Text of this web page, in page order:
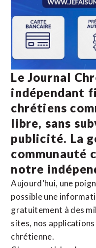
Le Journal
indépendant
chrétiens
libre, sans
publicité. La
communauté
notre
Aujourd’hui, une
possible une
gratuitement à des
sites, nos applications
chrétienne.